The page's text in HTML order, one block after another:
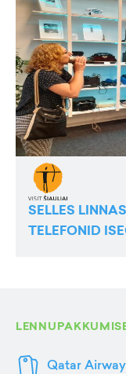
SELLES
TELEFONID
Qatar